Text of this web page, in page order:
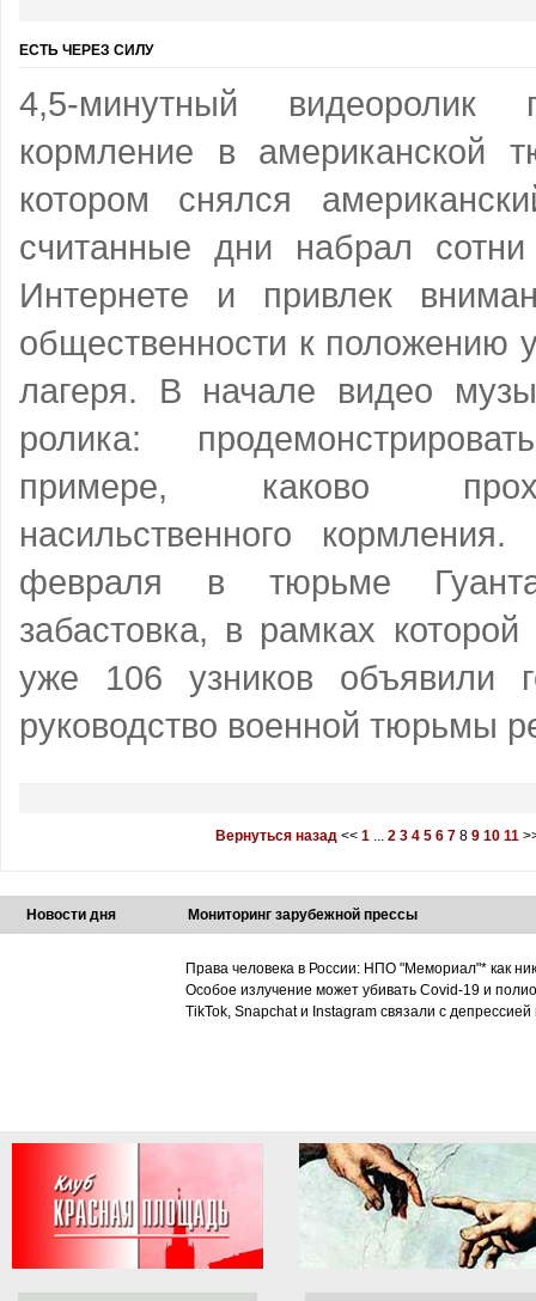
ЕСТЬ ЧЕРЕЗ СИЛУ
4,5-минутный видеоролик
кормление в американской
котором снялся
считанные дни набрал
Интернете и привлек
общественности к положению
лагеря. В начале видео
ролика:
примере, каково
насильственного
февраля в тюрьме
забастовка, в рамках
уже 106 узников объявили
руководство военной тюрьмы
Вернуться назад<< 1 ... 2 3 4 5 6 7 8 9 10 11
Новости дня Мониторинг зарубежной прессы
Права человека в России: НПО "Мемориал"* как
Особое излучение может убивать Covid-19 и
TikTok, Snapchat и Instagram связали с